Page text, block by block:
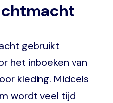
gebruikt
het inboeken van
kleding. Middels
wordt veel tijd